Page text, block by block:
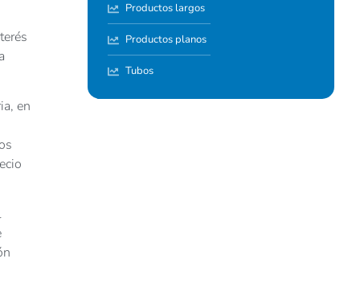
en
Productos largos
Productos planos
Tubos